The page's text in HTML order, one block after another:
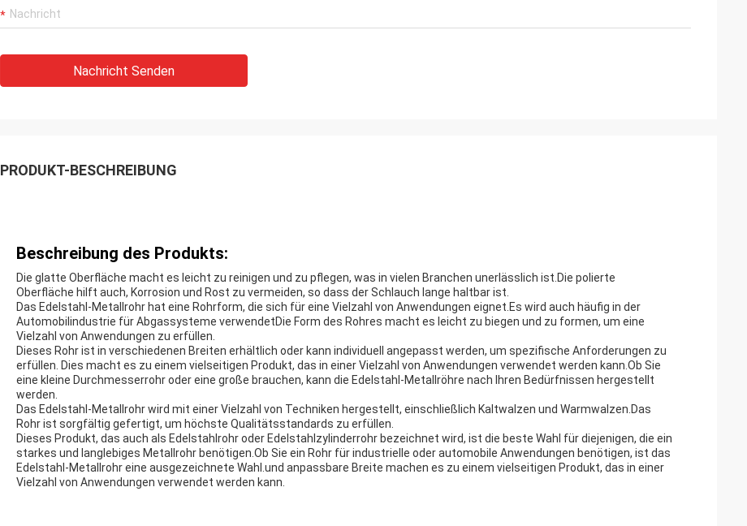
Nachricht Senden
PRODUKT-BESCHREIBUNG
Beschreibung des Produkts:
Die glatte Oberfläche macht es leicht zu reinigen und zu pflegen, was in vielen Branchen unerlässlich ist.Die polierte
Oberfläche hilft auch, Korrosion und Rost zu vermeiden, so dass der Schlauch lange haltbar ist.
Das Edelstahl-Metallrohr hat eine Rohrform, die sich für eine Vielzahl von Anwendungen eignet.Es wird auch häufig in der
Automobilindustrie für Abgassysteme verwendetDie Form des Rohres macht es leicht zu biegen und zu formen, um eine
Vielzahl von Anwendungen zu erfüllen.
Dieses Rohr ist in verschiedenen Breiten erhältlich oder kann individuell angepasst werden, um spezifische Anforderungen zu
erfüllen. Dies macht es zu einem vielseitigen Produkt, das in einer Vielzahl von Anwendungen verwendet werden kann.Ob Sie
eine kleine Durchmesserrohr oder eine große brauchen, kann die Edelstahl-Metallröhre nach Ihren Bedürfnissen hergestellt
werden.
Das Edelstahl-Metallrohr wird mit einer Vielzahl von Techniken hergestellt, einschließlich Kaltwalzen und Warmwalzen.Das
Rohr ist sorgfältig gefertigt, um höchste Qualitätsstandards zu erfüllen.
Dieses Produkt, das auch als Edelstahlrohr oder Edelstahlzylinderrohr bezeichnet wird, ist die beste Wahl für diejenigen, die ein
starkes und langlebiges Metallrohr benötigen.Ob Sie ein Rohr für industrielle oder automobile Anwendungen benötigen, ist das
Edelstahl-Metallrohr eine ausgezeichnete Wahl.und anpassbare Breite machen es zu einem vielseitigen Produkt, das in einer
Vielzahl von Anwendungen verwendet werden kann.